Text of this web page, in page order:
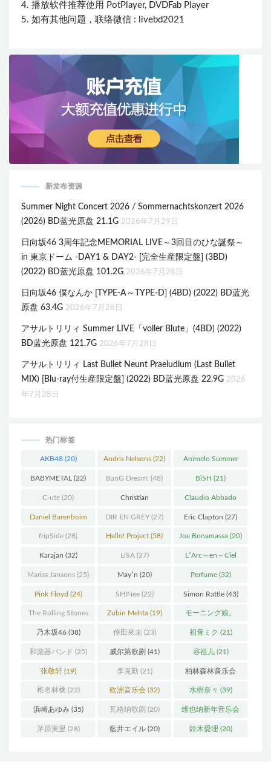
4. 播放软件推荐使用 PotPlayer, DVDFab Player
5. 如有其他问题，联络微信 : livebd2021
新发布资源
Summer Night Concert 2026 / Sommernachtskonzert 2026
(2026) BD蓝光原盘 21.1G 2026年7月29日
日向坂46 3周年記念MEMORIAL LIVE～3回目のひな誕祭～
in 東京ドーム -DAY1 & DAY2- [完全生産限定盤] (3BD)
(2022) BD蓝光原盘 101.2G 2026年7月28日
日向坂46 僕なんか [TYPE-A～TYPE-D] (4BD) (2022) BD蓝光
原盘 63.4G 2026年7月28日
アサルトリリィ Summer LIVE「voller Blute」(4BD) (2022)
BD蓝光原盘 121.7G 2026年7月28日
アサルトリリィ Last Bullet Neunt Praeludium (Last Bullet
MIX) [Blu-ray付生産限定盤] (2022) BD蓝光原盘 22.9G 2026
年7月28日
热门标签
AKB48(20) Andris Nelsons (22) Animelo Summer
Live (34)
BABYMETAL (22) BanG Dream! (48) BiSH (21)
C-ute (20) Christian
Thielemann(36)
Claudio Abbado
(25)
Daniel Barenboim
(37)
DIR EN GREY (27) Eric Clapton (27)
fripSide (28) Hello! Project (58) Joe Bonamassa (20)
Karajan (32) LiSA(27) L′Arc～en～Ciel
(41)
Mariss Jansons (25) May′n (20) Perfume(32)
Pink Floyd (24) SHINee(22) Simon Rattle(43)
The Rolling Stones
(30)
Zubin Mehta(19) モーニング娘。
(27)
乃木坂46(38) 倖田來未 (23) 初音ミク (21)
和楽器バンド (25) 威尔第歌剧 (41) 容祖儿(21)
张敬轩(19) 李克勤 (21) 柏林森林音乐会
(22)
椎名林檎 (22) 欧洲音乐会(32) 水樹奈々 (39)
浜崎あゆみ(35) 瓦格纳歌剧 (20) 维也纳新年音乐会
(19)
茅原実里 (28) 藍井エイル(20) 鈴木愛理 (20)